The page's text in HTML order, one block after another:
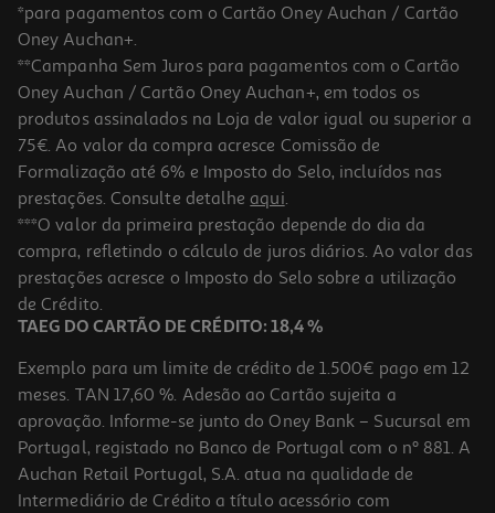
3.7
Limão Bio Kg
0.70 €/un
3,49 €/Kg
*para pagamentos com o Cartão Oney Auchan / Cartão
Oney Auchan+.
**Campanha Sem Juros para pagamentos com o Cartão
Oney Auchan / Cartão Oney Auchan+, em todos os
produtos assinalados na Loja de valor igual ou superior a
75€. Ao valor da compra acresce Comissão de
Formalização até 6% e Imposto do Selo, incluídos nas
prestações. Consulte detalhe aqui.
***O valor da primeira prestação depende do dia da
compra, refletindo o cálculo de juros diários. Ao valor das
prestações acresce o Imposto do Selo sobre a utilização
de Crédito.
TAEG DO CARTÃO DE CRÉDITO: 18,4 %
Exemplo para um limite de crédito de 1.500€ pago em 12
meses. TAN 17,60 %. Adesão ao Cartão sujeita a
aprovação. Informe-se junto do Oney Bank – Sucursal em
Portugal, registado no Banco de Portugal com o nº 881. A
Auchan Retail Portugal, S.A. atua na qualidade de
Intermediário de Crédito a título acessório com